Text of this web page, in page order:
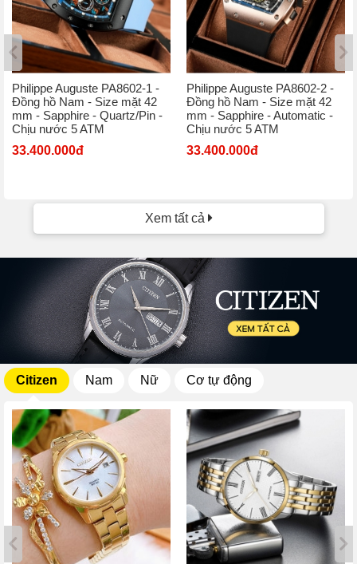
Philippe Auguste PA8602-1 -
Đồng hồ Nam - Size mặt 42
mm - Sapphire - Quartz/Pin -
Chịu nước 5 ATM
33.400.000đ
Philippe Auguste PA8602-2 -
Đồng hồ Nam - Size mặt 42
mm - Sapphire - Automatic -
Chịu nước 5 ATM
33.400.000đ
Xem tất cả
Citizen Nam Nữ Cơ tự động